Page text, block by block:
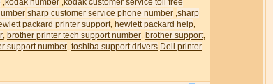
kodak number kodak customer service toll free
sharp customer service phone number sharp
packard printer support hewlett packard help
brother printer tech support number brother support
support number toshiba support drivers Dell printer